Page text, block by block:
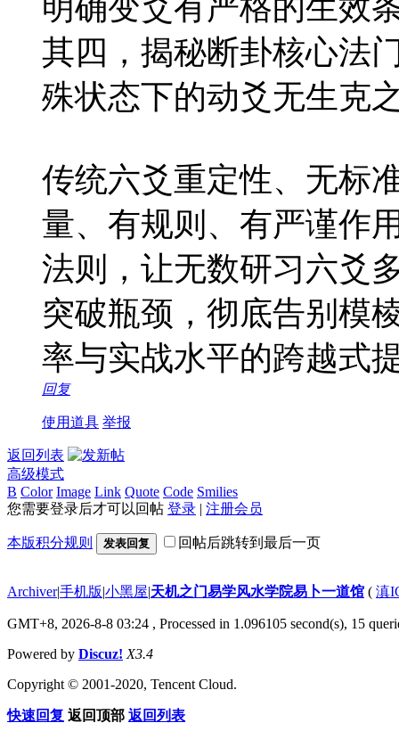
明确变爻有严格的生效
其四，揭秘断卦核心法
殊状态下的动爻无生克
传统六爻重定性、无标
量、有规则、有严谨作
法则，让无数研习六爻
突破瓶颈，彻底告别模
率与实战水平的跨越式
回复
使用道具 举报
返回列表
高级模式
B Color Image Link Quote Code Smilies
您需要登录后才可以回帖 登录 | 注册会员
本版积分规则 发表回复 回帖后跳转到最后一页
Archiver|手机版|小黑屋|天机之门易学风水学院易卜一道馆 ( 滇
GMT+8, 2026-8-8 03:24 , Processed in 1.096105 second(s), 15
Powered by Discuz! X3.4
Copyright © 2001-2020, Tencent Cloud.
快速回复 返回顶部 返回列表